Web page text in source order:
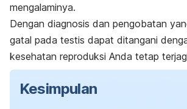
mengalaminya.
Dengan diagnosis dan pengobatan
gatal pada testis dapat ditangani
kesehatan reproduksi Anda tetap
Kesimpulan